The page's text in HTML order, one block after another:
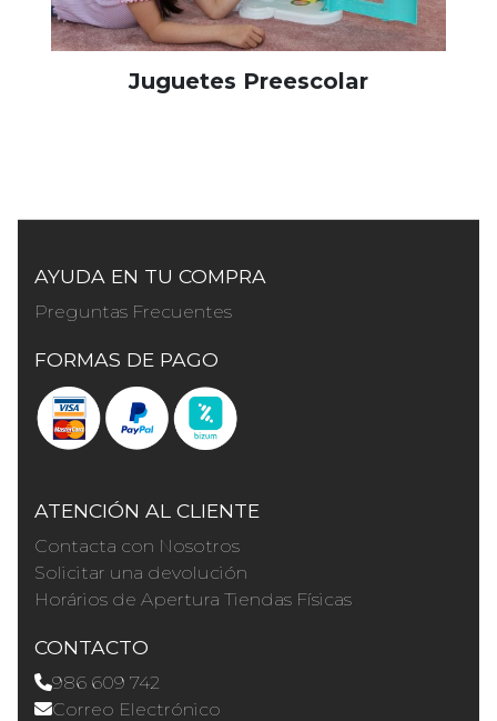
Juguetes Preescolar
AYUDA EN TU COMPRA
Preguntas Frecuentes
FORMAS DE PAGO
ATENCIÓN AL CLIENTE
Contacta con Nosotros
Solicitar una devolución
Horários de Apertura Tiendas Físicas
CONTACTO
986 609 742
Correo Electrónico